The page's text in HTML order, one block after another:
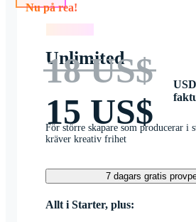
Unlimited
18 US$
15 US$
För större skapare som producerar i
kräver kreativ frihet
7 dagars gratis
Allt i Starter, plus: